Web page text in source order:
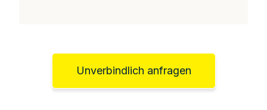
Unverbindlich anfragen